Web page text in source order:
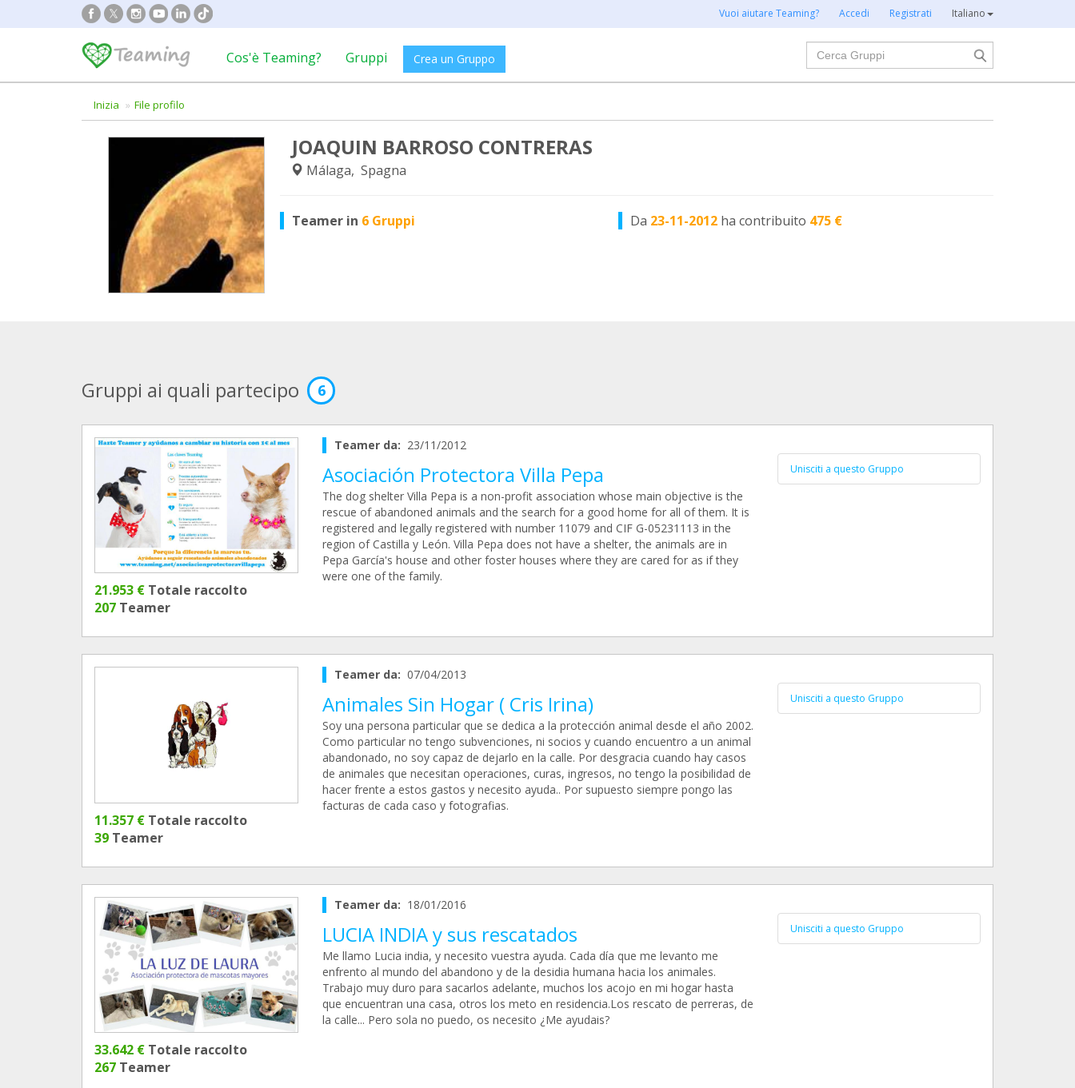
Vuoi aiutare Teaming? Accedi Registrati Italiano
Cos'è Teaming? Gruppi Crea un Gruppo
Cerca
Inizia File profilo
JOAQUIN BARROSO CONTRERAS
Málaga, Spagna
Teamer in 6 Gruppi Da 23-11-2012 ha contribuito 475 €
Gruppi ai quali partecipo 6
21.953 € Totale raccolto
207 Teamer
Teamer da: 23/11/2012
Asociación Protectora Villa Pepa
The dog shelter Villa Pepa is a non-profit association whose main objective is the
rescue of abandoned animals and the search for a good home for all of them. It is
registered and legally registered with number 11079 and CIF G-05231113 in the
region of Castilla y León. Villa Pepa does not have a shelter, the animals are in
Pepa García's house and other foster houses where they are cared for as if they
were one of the family.
Unisciti a questo Gruppo
11.357 € Totale raccolto
39 Teamer
Teamer da: 07/04/2013
Animales Sin Hogar ( Cris Irina)
Soy una persona particular que se dedica a la protección animal desde el año 2002.
Como particular no tengo subvenciones, ni socios y cuando encuentro a un animal
abandonado, no soy capaz de dejarlo en la calle. Por desgracia cuando hay casos
de animales que necesitan operaciones, curas, ingresos, no tengo la posibilidad de
hacer frente a estos gastos y necesito ayuda.. Por supuesto siempre pongo las
facturas de cada caso y fotografias.
Unisciti a questo Gruppo
33.642 € Totale raccolto
267 Teamer
Teamer da: 18/01/2016
LUCIA INDIA y sus rescatados
Me llamo Lucia india, y necesito vuestra ayuda. Cada día que me levanto me
enfrento al mundo del abandono y de la desidia humana hacia los animales.
Trabajo muy duro para sacarlos adelante, muchos los acojo en mi hogar hasta
que encuentran una casa, otros los meto en residencia.Los rescato de perreras, de
la calle... Pero sola no puedo, os necesito ¿Me ayudais?
Unisciti a questo Gruppo